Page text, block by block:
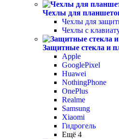
Чехлы для
Чехлы для
Чехлы с
Защитные стекла и
Apple
GooglePixel
Huawei
NothingPhone
OnePlus
Realme
Samsung
Xiaomi
Гидрогель
Ещё 4